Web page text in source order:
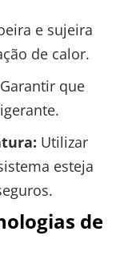
e sujeira
de calor.
Garantir que
Utilizar
esteja
de